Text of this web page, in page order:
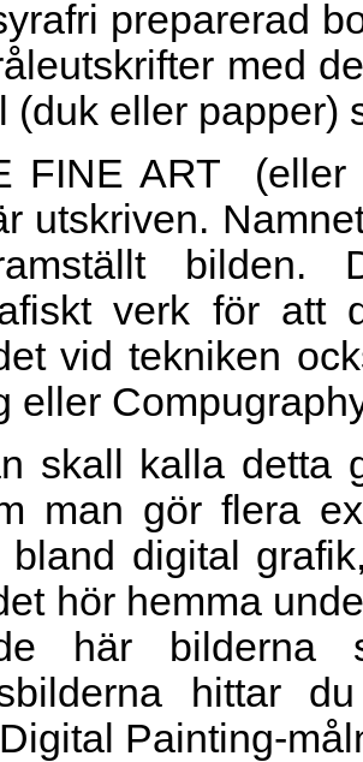
preparerad
med
(duk eller papper)
FINE ART (eller
utskriven.
verk för att
vid tekniken
eller
skall kalla detta
man gör flera
bland digital
hör hemma
här bilderna
hittar
Painting-